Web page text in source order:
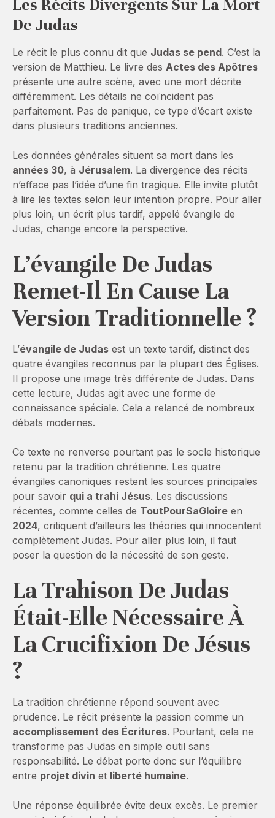
Les Récits Divergents Sur La Mort
De Judas
Le récit le plus connu dit que Judas se pend. C’est la
version de Matthieu. Le livre des Actes des Apôtres
présente une autre scène, avec une mort décrite
différemment. Les détails ne coïncident pas
parfaitement. Pas de panique, ce type d’écart existe
dans plusieurs traditions anciennes.
Les données générales situent sa mort dans les
années 30, à Jérusalem. La divergence des récits
n’efface pas l’idée d’une fin tragique. Elle invite plutôt
à lire les textes selon leur intention propre. Pour aller
plus loin, un écrit plus tardif, appelé évangile de
Judas, change encore la perspective.
L’évangile De Judas
Remet-Il En Cause La
Version Traditionnelle ?
L’évangile de Judas est un texte tardif, distinct des
quatre évangiles reconnus par la plupart des Églises.
Il propose une image très différente de Judas. Dans
cette lecture, Judas agit avec une forme de
connaissance spéciale. Cela a relancé de nombreux
débats modernes.
Ce texte ne renverse pourtant pas le socle historique
retenu par la tradition chrétienne. Les quatre
évangiles canoniques restent les sources principales
pour savoir qui a trahi Jésus. Les discussions
récentes, comme celles de ToutPourSaGloire en
2024, critiquent d’ailleurs les théories qui innocentent
complètement Judas. Pour aller plus loin, il faut
poser la question de la nécessité de son geste.
La Trahison De Judas
Était-Elle Nécessaire À
La Crucifixion De Jésus
?
La tradition chrétienne répond souvent avec
prudence. Le récit présente la passion comme un
accomplissement des Écritures. Pourtant, cela ne
transforme pas Judas en simple outil sans
responsabilité. Le débat porte donc sur l’équilibre
entre projet divin et liberté humaine.
Une réponse équilibrée évite deux excès. Le premier